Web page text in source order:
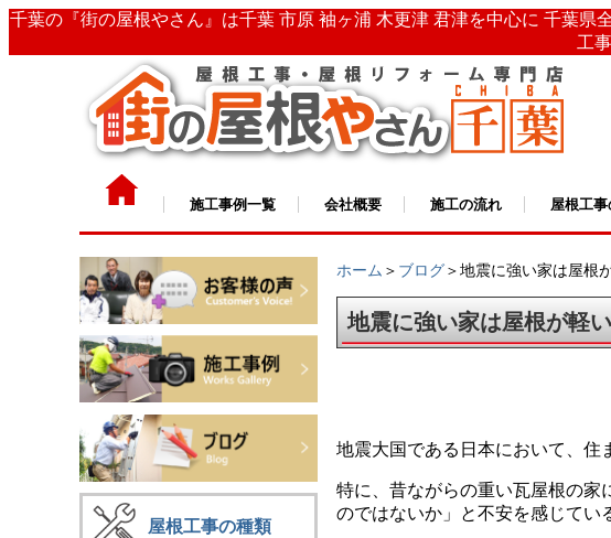
千葉の『街の屋根やさん』は千葉 市原 袖ヶ浦 木更津 君津を中心に 千葉
工
施工事例一覧 会社概要 施工の流れ 屋根工
屋根工事の種類
ホーム ＞ ブログ ＞地震に強い家は屋根
地震に強い家は屋根が軽
地震大国である日本において、住
特に、昔ながらの重い瓦屋根の家
のではないか」と不安を感じてい